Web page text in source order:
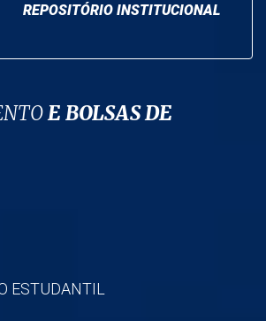
REPOSITÓRIO INSTITUCIONAL
E BOLSAS DE
ESTUDANTIL